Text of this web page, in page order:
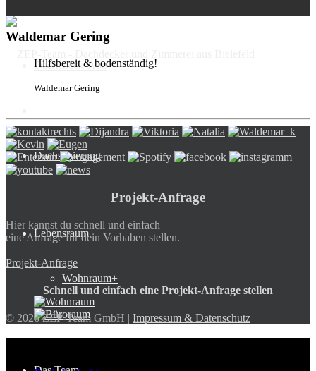
Dachcheck-Abo
Dachsanierung
Lebensraum+
Wohnraum+
Waldemar Gering
Hilfsbereit & bodenständig!
Waldemar Gering
Projekt-Anfrage
Hier kannst du schnell und einfach
eine Anfrage für dein Vorhaben stellen.
Projekt-Anfrage
Schnell und einfach eine Projekt-Anfrage stellen
© 2026 ZEP-Team GmbH | Impressum & Datenschutz